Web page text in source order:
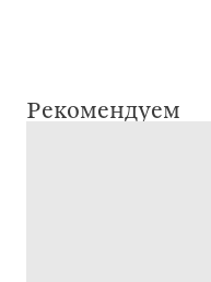
Рекомендуем